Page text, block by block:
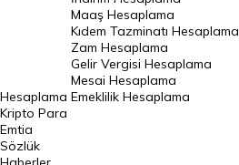
Serbest Piyasa Döviz Kurları
Merkez Bankası Döviz Kurları
Altın Fiyatları
Gram Altın Fiyatı
Çeyrek Altın Fiyatı
Hesaplama
Maaş Hesaplama
Kıdem Tazminatı Hesaplama
Zam Hesaplama
Gelir Vergisi Hesaplama
Mesai Hesaplama
Emeklilik Hesaplama
Kripto Para
Emtia
Sözlük